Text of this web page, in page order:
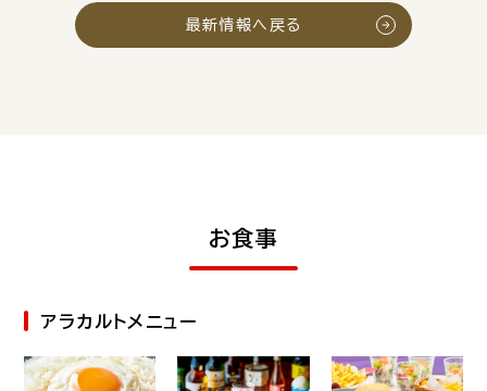
最新情報へ戻る
お食事
アラカルトメニュー